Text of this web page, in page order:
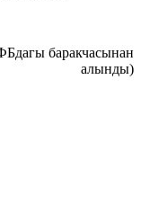
баракчасынан
алынды)